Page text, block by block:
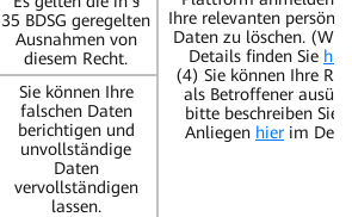
35 BDSG geregelten
Ausnahmen von
diesem Recht.
Ihre relevanten
Daten zu löschen.
Details finden Sie hier
(4) Sie können Ihre
als Betroffener
bitte beschreiben Sie
Anliegen hier im
Sie können Ihre
falschen Daten
berichtigen und
unvollständige
Daten
vervollständigen
lassen.